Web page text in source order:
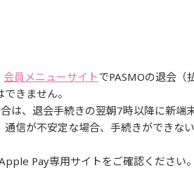
会員メニューサイトでPASMOの退会（
きません。
、退会手続きの翌朝7時以降に新端
信が不安定な場合、手続きができない
Pay専用サイトをご確認ください。